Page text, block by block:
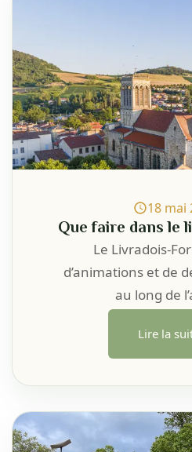
18 mai
Que faire dans le
Le Livradois-
d’animations et de
au long de
Lire la